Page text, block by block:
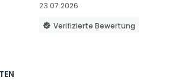
23.07.2026
Verifizierte Bewertung